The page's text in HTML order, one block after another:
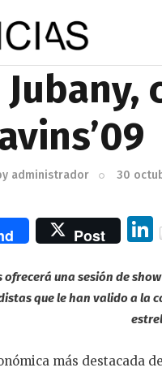
administrador 30
Post
ofrecerá una sesión de
que le han valido a la
más destacada